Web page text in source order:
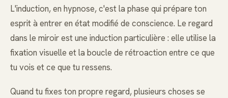
L'induction, en hypnose, c'est la phase qui prépare ton
esprit à entrer en état modifié de conscience. Le regard
dans le miroir est une induction particulière : elle utilise la
fixation visuelle et la boucle de rétroaction entre ce que
tu vois et ce que tu ressens.
Quand tu fixes ton propre regard, plusieurs choses se